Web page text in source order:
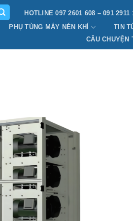
HOTLINE 097 2601 608 – 091 2911
PHỤ TÙNG MÁY NÉN KHÍ
TIN
CÂU CHUYỆN